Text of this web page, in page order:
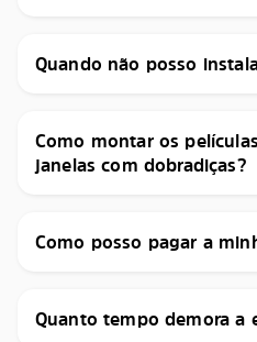
Quando não posso
Como montar os
janelas com dobradiças?
Como posso pagar a
Quanto tempo demora a